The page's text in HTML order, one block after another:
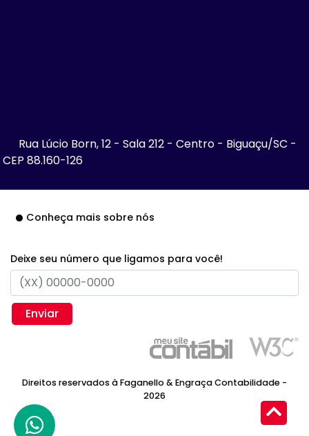
Rua Lúcio Born, 12 - Sala 212 - Centro - Biguaçu/SC -
CEP 88.160-126
Conheça mais sobre nós
Deixe seu número que ligamos para você!
Enviar
Direitos reservados à Faganello & Engraça Contabilidade -
2026